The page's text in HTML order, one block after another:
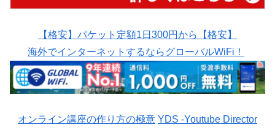
【格安】パケット定額1日300円から【格安】
海外でインターネットするならグローバルWiFi！
オンライン講座の作り方の極意 YDS -Youtube Director